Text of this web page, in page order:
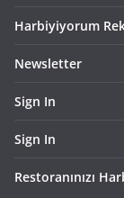
Harbiyiyorum
Newsletter
Sign In
Sign In
Restoranınızı